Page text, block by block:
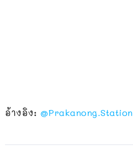
อ้างอิง: @Prakanong.Station